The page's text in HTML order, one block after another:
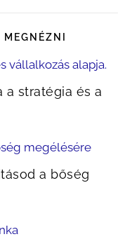
a stratégia és a
a bőség